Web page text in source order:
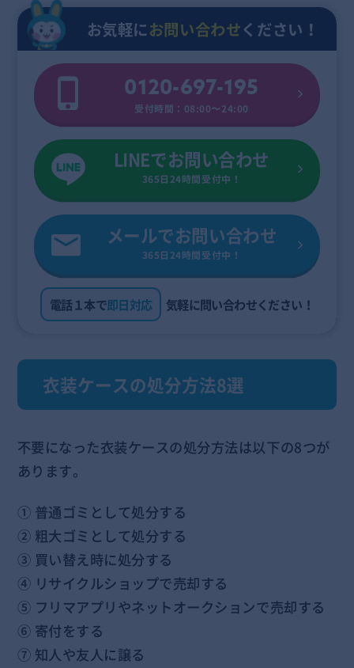
お気軽にお問い合わせください！
0120-697-195
受付時間：08:00〜24:00
LINEでお問い合わせ
365日24時間受付中！
メールでお問い合わせ
365日24時間受付中！
電話１本で即日対応 気軽に問い合わせください！
衣装ケースの処分方法8選
不要になった衣装ケースの処分方法は以下の8つが
あります。
① 普通ゴミとして処分する
② 粗大ゴミとして処分する
③ 買い替え時に処分する
④ リサイクルショップで売却する
⑤ フリマアプリやネットオークションで売却する
⑥ 寄付をする
⑦ 知人や友人に譲る